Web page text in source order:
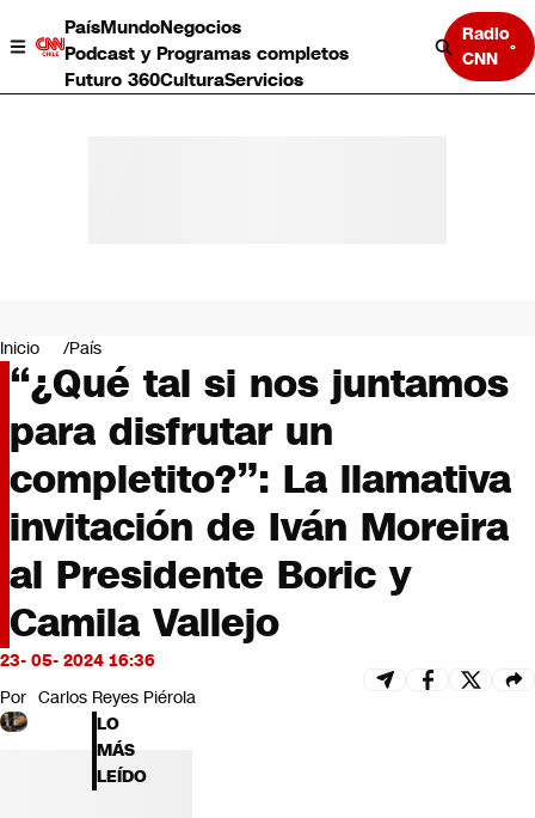
PaísMundoNegocios
Podcast y Programas completos
Futuro 360CulturaServicios
Radio
CNN
Negocios
Deportes
Programas completos
Cultura
Servicios
Bits
CNN Data
CNN tiempo
Futuro 360
Opinión
Inicio País
“¿Qué tal si nos juntamos
para disfrutar un
completito?”: La llamativa
invitación de Iván Moreira
al Presidente Boric y
Camila Vallejo
23- 05- 2024 16:36
Por Carlos Reyes Piérola
LO
MÁS
LEÍDO